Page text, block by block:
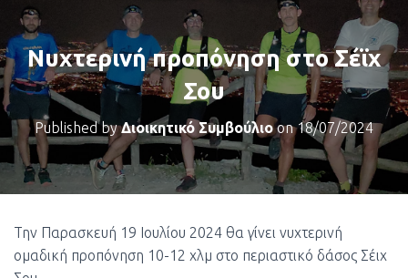
Νυχτερινή προπόνηση στο Σέϊχ
Σου
Published byΔιοικητικό Συμβούλιοon18/07/2024
Την Παρασκευή 19 Ιουλίου 2024 θα γίνει νυχτερινή
ομαδική προπόνηση 10-12 χλμ στο περιαστικό δάσος Σέιχ